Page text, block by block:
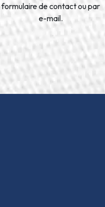
formulaire de contact ou par
e-mail.